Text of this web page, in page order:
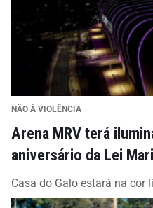
NÃO À VIOLÊNCIA
Arena MRV terá
aniversário da Lei
Casa do Galo estará na cor